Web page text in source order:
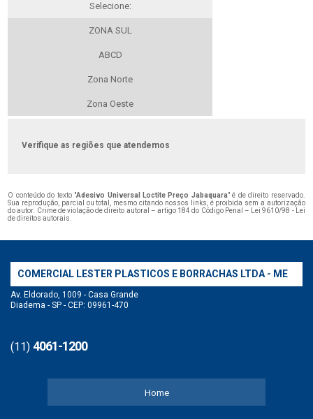
Selecione:
ZONA SUL
ABCD
Zona Norte
Zona Oeste
Verifique as regiões que atendemos
O conteúdo do texto "Adesivo Universal Loctite Preço Jabaquara" é de direito reservado.
Sua reprodução, parcial ou total, mesmo citando nossos links, é proibida sem a autorização
do autor. Crime de violação de direito autoral – artigo 184 do Código Penal –
Lei 9610/98 - Lei
de direitos autorais
COMERCIAL LESTER PLASTICOS E BORRACHAS LTDA - ME
Av. Eldorado, 1009 - Casa Grande
Diadema - SP - CEP: 09961-470
(11) 4061-1200
Home